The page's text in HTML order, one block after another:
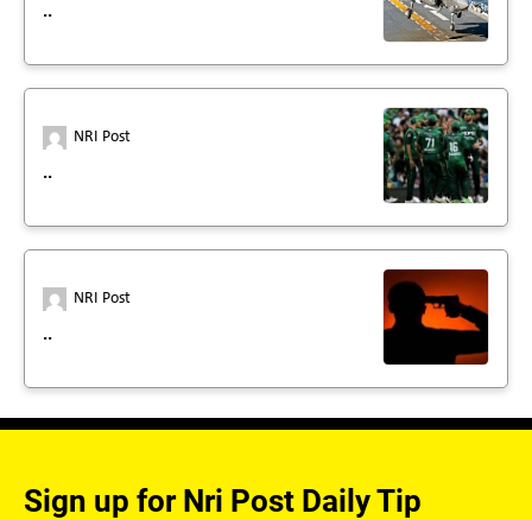
..
NRI Post
..
NRI Post
..
Sign up for Nri Post Daily Tip